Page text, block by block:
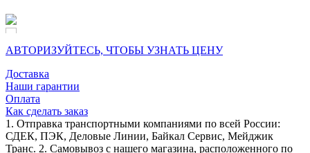
АВТОРИЗУЙТЕСЬ, ЧТОБЫ УЗНАТЬ ЦЕНУ
Доставка
Наши гарантии
Оплата
Как сделать заказ
1. Отправка транспортными компаниями по всей России:
СДЕК, ПЭК, Деловые Линии, Байкал Сервис, Мейджик
Транс. 2. Самовывоз с нашего магазина, расположенного по